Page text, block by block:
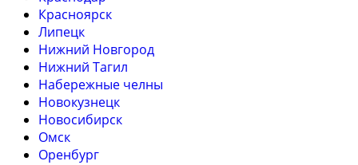
Красноярск
Липецк
Нижний Новгород
Нижний Тагил
Набережные челны
Новокузнецк
Новосибирск
Омск
Оренбург